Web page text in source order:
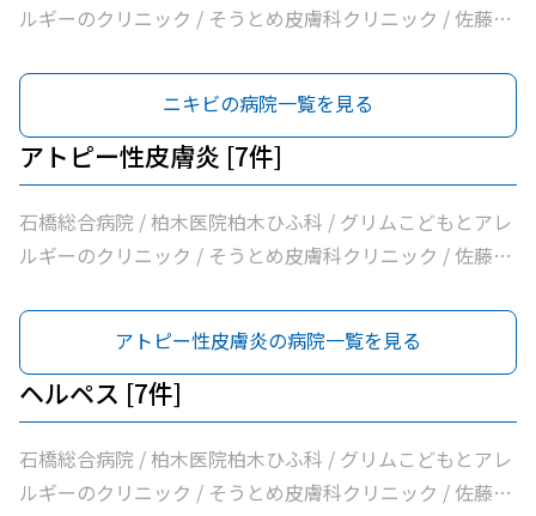
クリニック / せんば医院 / どんどんまもろうクリニックし
ルギーのクリニック / そうとめ皮膚科クリニック / 佐藤内
医院
ニキビの病院一覧を見る
アトピー性皮膚炎 [7件]
石橋総合病院 / 柏木医院柏木ひふ科 / グリムこどもとアレ
ルギーのクリニック / そうとめ皮膚科クリニック / 佐藤内
医院
アトピー性皮膚炎の病院一覧を見る
ヘルペス [7件]
石橋総合病院 / 柏木医院柏木ひふ科 / グリムこどもとアレ
ルギーのクリニック / そうとめ皮膚科クリニック / 佐藤内